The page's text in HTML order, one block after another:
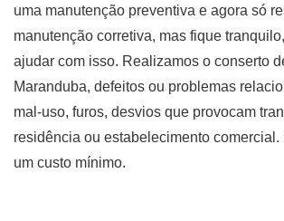
uma manutenção preventiva e agora só
manutenção corretiva, mas fique
ajudar com isso. Realizamos o conserto
Maranduba, defeitos ou problemas
mal-uso, furos, desvios que provocam
residência ou estabelecimento comercial.
um custo mínimo.